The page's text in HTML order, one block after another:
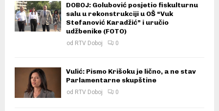
DOBOJ: Golubović posjetio fiskulturnu
salu u rekonstrukciji u OŠ “Vuk
Stefanović Karadžić” i uručio
udžbenike (FOTO)
od RTV Doboj 0
Vulić: Pismo Krišoku je lično, a ne stav
Parlamentarne skupštine
od RTV Doboj 0